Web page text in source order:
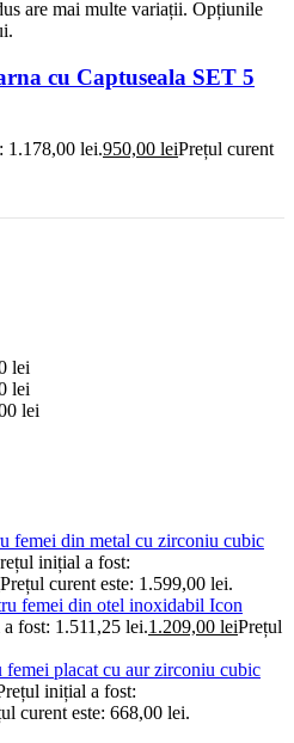
are mai multe variații. Opțiunile
cu Captuseala SET 5
1.178,00 lei.950,00 leiPrețul curent
lei
lei
lei
femei din metal cu zirconiu cubic
inițial a fost:
Prețul curent este: 1.599,00 lei.
femei din otel inoxidabil Icon
fost: 1.511,25 lei.1.209,00 leiPrețul
femei placat cu aur zirconiu cubic
inițial a fost:
curent este: 668,00 lei.